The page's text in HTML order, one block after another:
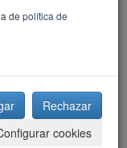
de política de
Rechazar
cookies